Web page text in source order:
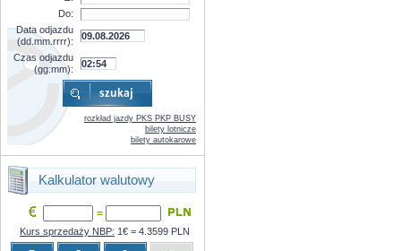
Do:
Data odjazdu
(dd.mm.rrrr):
Czas odjazdu
(gg:mm):
rozkład jazdy PKS PKP BUSY
bilety lotnicze
bilety autokarowe
Kalkulator walutowy
=
Kurs sprzedaży NBP: 1€ = 4.3599 PLN